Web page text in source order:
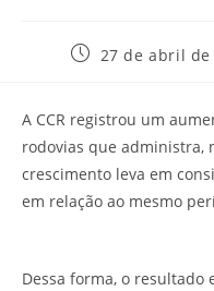
27 de abril de
A CCR registrou um
rodovias que administra,
crescimento leva em
em relação ao mesmo
Dessa forma, o resultado